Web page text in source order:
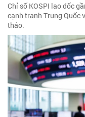
Chỉ số KOSPI lao dốc
cạnh tranh Trung Quốc
tháo.